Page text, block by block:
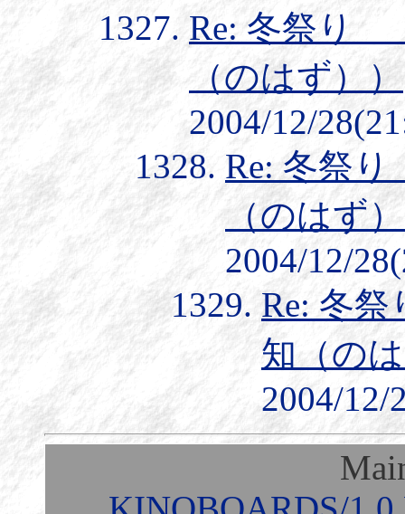
Re: 冬祭り
（のはず））
2004/12/
Re: 冬祭
（のはず
2004/12/
Re: 冬
知（の
2004/12/